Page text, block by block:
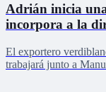
Adrián inicia
incorpora a la
El exportero
trabajará junto a